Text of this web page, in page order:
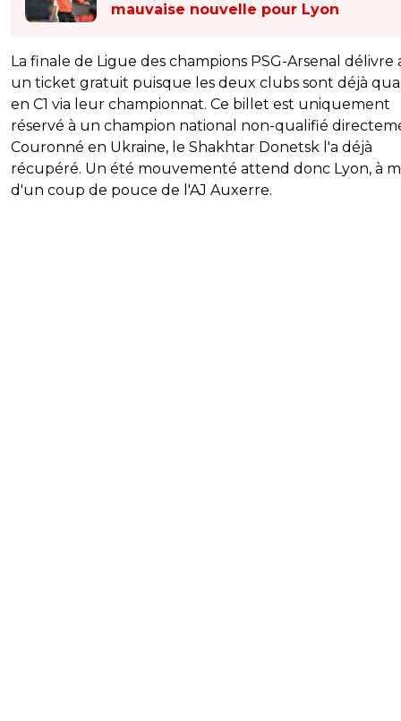
mauvaise nouvelle pour Lyon
La finale de Ligue des champions PSG-Arsenal délivre
un ticket gratuit puisque les deux clubs sont déjà
en C1 via leur championnat. Ce billet est uniquement
réservé à un champion national non-qualifié
Couronné en Ukraine, le Shakhtar Donetsk l'a déjà
récupéré. Un été mouvementé attend donc Lyon, à
d'un coup de pouce de l'AJ Auxerre.